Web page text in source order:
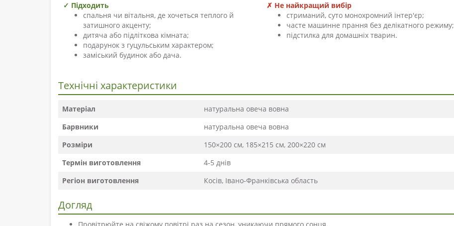
✓ Підходить
спальня чи вітальня, де хочеться теплого й
затишного акценту;
дитяча або підліткова кімната;
подарунок з гуцульським характером;
заміський будинок або дача.
✗ Не найкращий вибір
стриманий, суто монохромний інтер'єр;
часте машинне прання без делікатного режиму;
підстилка для домашніх тварин.
Технічні характеристики
Матеріал
натуральна овеча вовна
Барвники
натуральна овеча вовна
Розміри
150×200 см, 185×215 см, 200×220 см
Термін виготовлення
4-5 днів
Регіон виготовлення
Косів, Івано-Франківська область
Догляд